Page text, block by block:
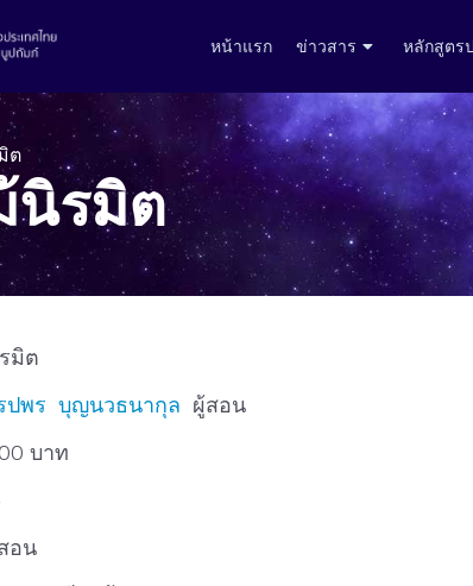
หน้าแรก ข่าวสาร หลักสูตร
ต
นิรมิต
มิต
ปพร บุญนวธนากุล ผู้สอน
บาท
อน